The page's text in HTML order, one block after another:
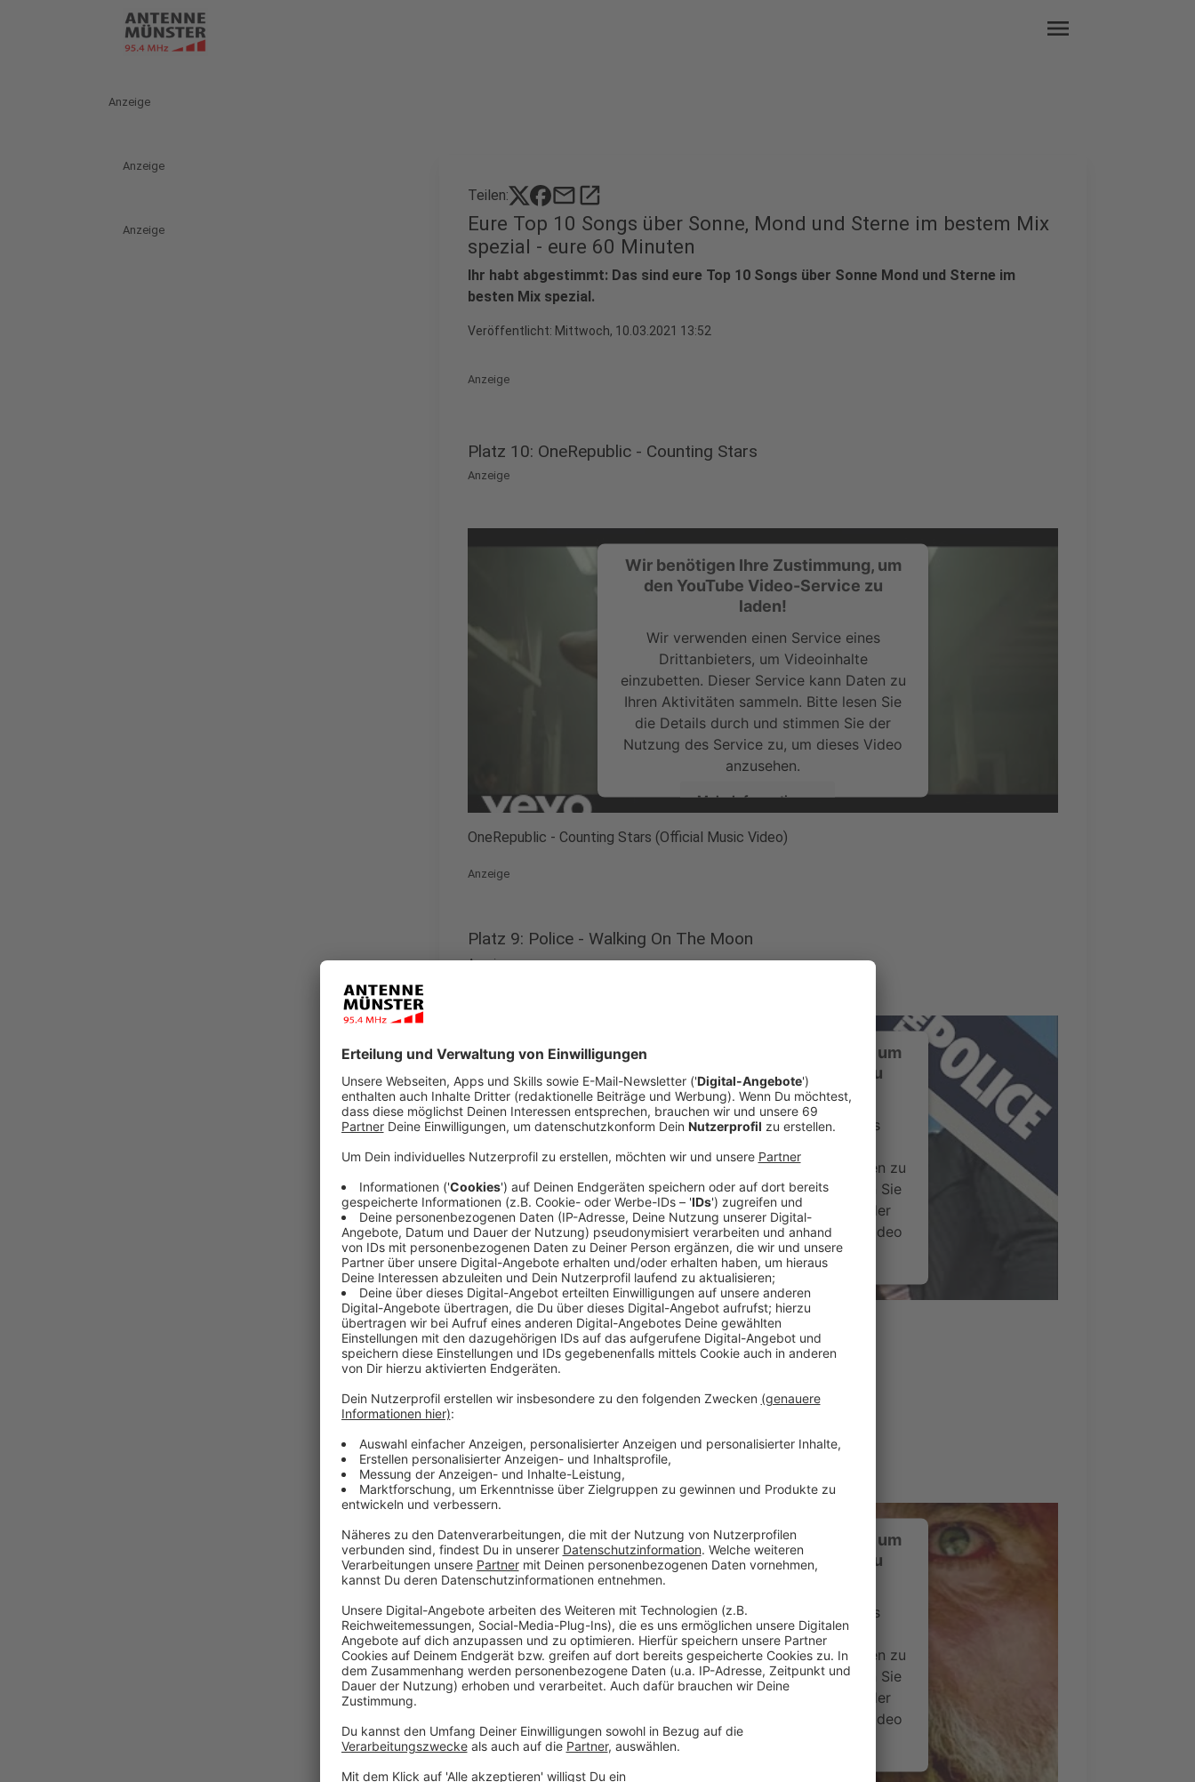
menu
Anzeige
Anzeige
Anzeige
Teilen: mailopen_in_new
Eure Top 10 Songs über Sonne, Mond und Sterne im bestem Mix
spezial - eure 60 Minuten
Ihr habt abgestimmt: Das sind eure Top 10 Songs über Sonne Mond und Sterne im
besten Mix spezial.
Veröffentlicht: Mittwoch, 10.03.2021 13:52
Anzeige
Platz 10: OneRepublic - Counting Stars
Anzeige
Wir benötigen Ihre Zustimmung, um
den YouTube Video-Service zu
laden!
Wir verwenden einen Service eines
Drittanbieters, um Videoinhalte
einzubetten. Dieser Service kann Daten zu
Ihren Aktivitäten sammeln. Bitte lesen Sie
die Details durch und stimmen Sie der
Nutzung des Service zu, um dieses Video
anzusehen.
Mehr Informationen
Akzeptieren
OneRepublic - Counting Stars (Official Music Video)
Anzeige
Platz 9: Police - Walking On The Moon
Anzeige
Wir benötigen Ihre Zustimmung, um
den YouTube Video-Service zu
laden!
Wir verwenden einen Service eines
einzubetten. Dieser Service kann Daten zu
Ihren Aktivitäten sammeln. Bitte lesen Sie
die Details durch und stimmen Sie der
Nutzung des Service zu, um dieses Video
anzusehen.
Mehr Informationen
Akzeptieren
The Police - Walking On The Moon
Anzeige
Anzeige
Wir benötigen Ihre Zustimmung, um
den YouTube Video-Service zu
Wir verwenden einen Service eines
Drittanbieters, um Videoinhalte
einzubetten. Dieser Service kann Daten zu
Ihren Aktivitäten sammeln. Bitte lesen Sie
die Details durch und stimmen Sie der
Nutzung des Service zu, um dieses Video
anzusehen.